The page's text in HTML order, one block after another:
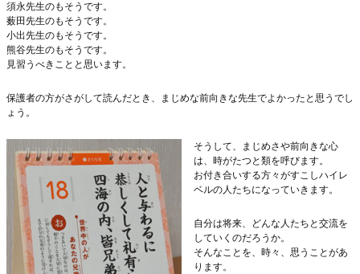
須永先生のもそうです。
薮田先生のもそうです。
小出先生のもそうです。
熊谷先生のもそうです。
見習うべきことと思います。
保護者の方がさがして読んだとき、まじめな前向きな先生でよかったと思うでし
ょう。
そうして、まじめさや前向きな心
は、時がたつと類を呼びます。
お付き合いする方々がすこしハイレ
ベルの人たちになっていきます。
自分は将来、どんな人たちと交流を
していくのだろうか。
そんなことを、時々、思うことがあ
ります。